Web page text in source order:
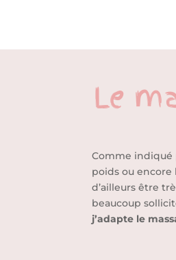
Le
Comme
poids ou encore
d’ailleurs être
beaucoup
j’adapte le